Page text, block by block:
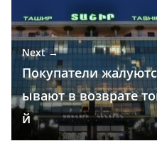
Next →
Покупатели
ывают в возврате
й